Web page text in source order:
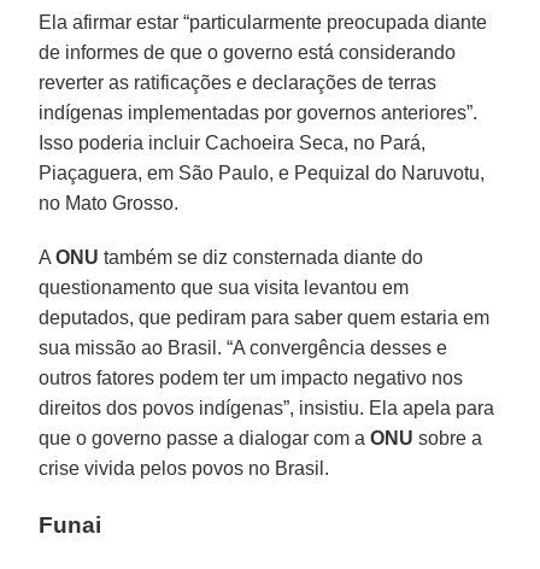
Ela afirmar estar “particularmente preocupada diante
de informes de que o governo está considerando
reverter as ratificações e declarações de terras
indígenas implementadas por governos anteriores”.
Isso poderia incluir Cachoeira Seca, no Pará,
Piaçaguera, em São Paulo, e Pequizal do Naruvotu,
no Mato Grosso.
AONU também se diz consternada diante do
questionamento que sua visita levantou em
deputados, que pediram para saber quem estaria em
sua missão ao Brasil. “A convergência desses e
outros fatores podem ter um impacto negativo nos
direitos dos povos indígenas”, insistiu. Ela apela para
que o governo passe a dialogar com aONU sobre a
crise vivida pelos povos no Brasil.
Funai